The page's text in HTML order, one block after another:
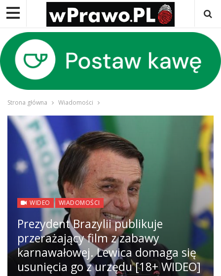
Strona główna Wiadomości
WIDEO WIADOMOŚCI
Prezydent Brazylii publikuje
przerażający film z zabawy
karnawałowej. Lewica domaga się
usunięcia go z urzędu [18+ WIDEO]